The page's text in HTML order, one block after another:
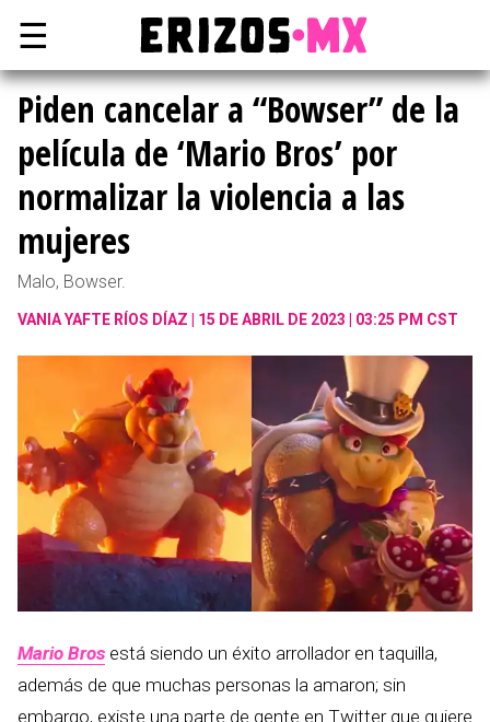
☰
Piden cancelar a “Bowser” de la
película de ‘Mario Bros’ por
normalizar la violencia a las
mujeres
Malo, Bowser.
VANIA YAFTE RÍOS DÍAZ 15 DE ABRIL DE 2023 | 03:25 PM CST
Mario Bros está siendo un éxito arrollador en taquilla,
además de que muchas personas la amaron; sin
embargo, existe una parte de gente en Twitter que quiere